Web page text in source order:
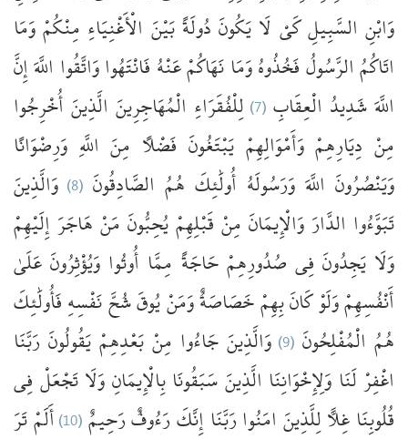
وَابْنِ السَّبِيلِكَيْ لَايَكُونَدُولَةًبَيْنَ الْأَغْنِيَاءِ مِنْكُمْوَمَا
اتَاكُمُالرَّسُولُفَخُذُوهُوَمَانَهَاكُمْعَنْهُفَانْتَهُواوَاتَّقُوا اللَّهَإِنَّ
اللَّهَشَدِيدُ الْعِقَابِ(7) لِلْفُقَرَاءِ الْمُهَاجِرِينَ الَّذِينَأُخْرِجُوا
مِنْ دِيَارِهِمْ وَأَمْوَالِهِمْ يَبْتَغُونَ فَضْلًا مِنَ اللَّهِ وَرِضْوَانًا
وَيَنْصُرُونَ اللَّهَ وَرَسُولَهُ أُولَٰئِكَ هُمُ الصَّادِقُونَ (8) وَالَّذِينَ
تَبَوَّءُوا الدَّارَوَالْإِيمَانَمِنْقَبْلِهِمْيُحِبُّونَمَنْهَاجَرَإِلَيْهِمْ
وَلَا يَجِدُونَفِي صُدُورِهِمْ حَاجَةً مِمَّا أُوتُوا وَيُؤْثِرُونَعَلَىٰ
أَنْفُسِهِمْوَلَوْكَانَبِهِمْخَصَاصَةٌوَمَنْيُوقَشُحَّنَفْسِهِفَأُولَٰئِكَ
هُمُ الْمُفْلِحُونَ(9) وَالَّذِينَجَاءُوا مِنْبَعْدِهِمْيَقُولُونَ رَبَّنَا
اغْفِرْلَنَاوَلِإِخْوَانِنَا الَّذِينَسَبَقُونَابِالْإِيمَانِوَلَاتَجْعَلْفِي
قُلُوبِنَاغِلًّالِلَّذِينَامَنُوارَبَّنَاإِنَّكَرَءُوفٌرَحِيمٌ(10) أَلَمْتَرَ